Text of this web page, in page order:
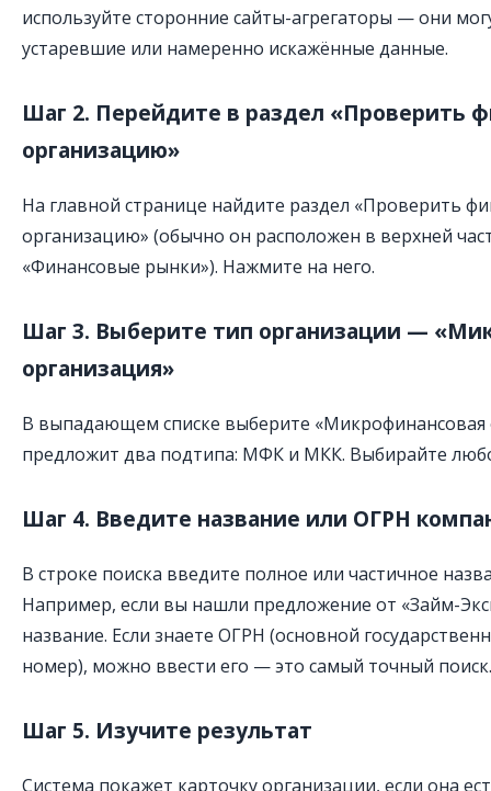
используйте сторонние сайты-агрегаторы — они
устаревшие или намеренно искажённые данные.
Шаг 2. Перейдите в раздел «Проверить
организацию»
На главной странице найдите раздел «Проверить
организацию» (обычно он расположен в верхней
«Финансовые рынки»). Нажмите на него.
Шаг 3. Выберите тип организации —
организация»
В выпадающем списке выберите «Микрофинансовая
предложит два подтипа: МФК и МКК. Выбирайте
Шаг 4. Введите название или ОГРН
В строке поиска введите полное или частичное
Например, если вы нашли предложение от «Займ-
название. Если знаете ОГРН (основной
номер), можно ввести его — это самый точный поиск.
Шаг 5. Изучите результат
Система покажет карточку организации, если она